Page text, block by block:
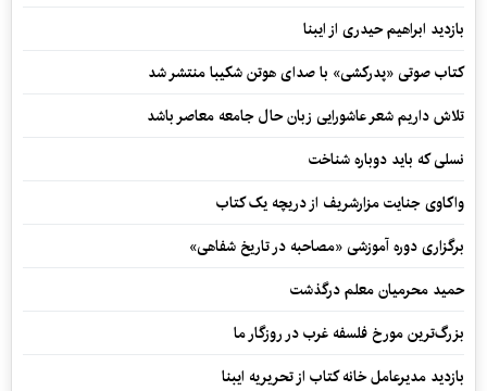
بازدید ابراهیم حیدری از ایبنا
کتاب صوتی «پدرکشی» با صدای هوتن شکیبا منتشر شد
تلاش داریم شعر عاشورایی زبان حال جامعه معاصر باشد
نسلی که باید دوباره شناخت
واکاوی جنایت مزارشریف از دریچه یک کتاب
برگزاری دوره آموزشی «مصاحبه در تاریخ شفاهی»
حمید محرمیان معلم درگذشت
بزرگ‌ترین مورخ فلسفه غرب در روزگار ما
بازدید مدیرعامل خانه کتاب از تحریریه ایبنا